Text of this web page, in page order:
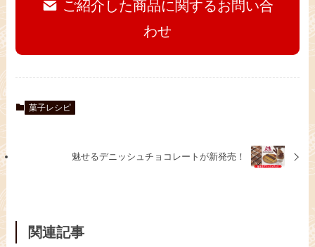
ご紹介した商品に関するお問い合
わせ
菓子レシピ
魅せるデニッシュチョコレートが新発売！
関連記事